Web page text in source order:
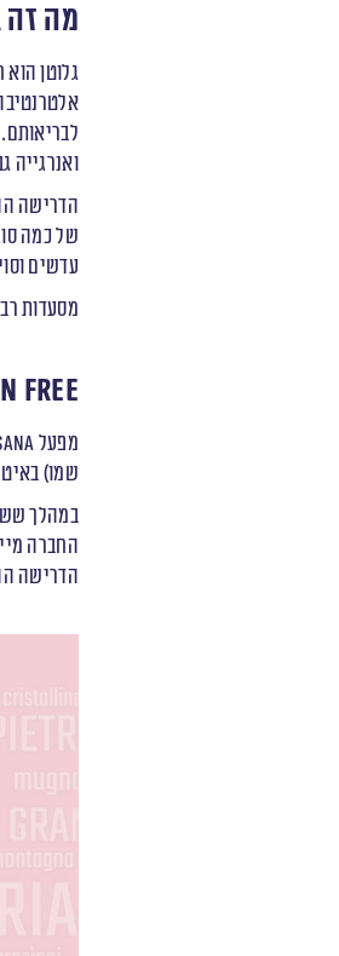
מה זה
גלוטן
ואנרגייה
הדרישה
של כמה
עדשים
מסעדות
Free
מפעל
שמו)
במהלך
הדרישה